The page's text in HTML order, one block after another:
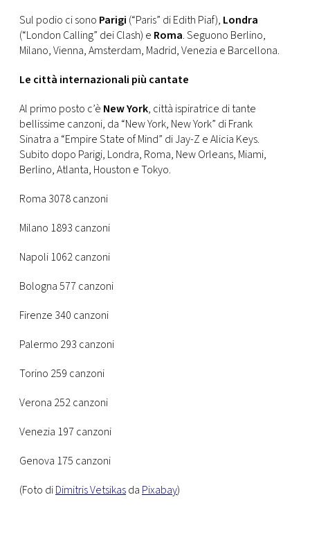
Sul podio ci sono Parigi (“Paris” di Edith Piaf), Londra
(“London Calling” dei Clash) e Roma. Seguono Berlino,
Milano, Vienna, Amsterdam, Madrid, Venezia e Barcellona.
Le città internazionali più cantate
Al primo posto c’è New York, città ispiratrice di tante
bellissime canzoni, da “New York, New York” di Frank
Sinatra a “Empire State of Mind” di Jay-Z e Alicia Keys.
Subito dopo Parigi, Londra, Roma, New Orleans, Miami,
Berlino, Atlanta, Houston e Tokyo.
Roma 3078 canzoni
Milano 1893 canzoni
Napoli 1062 canzoni
Bologna 577 canzoni
Firenze 340 canzoni
Palermo 293 canzoni
Torino 259 canzoni
Verona 252 canzoni
Venezia 197 canzoni
Genova 175 canzoni
(Foto diDimitris Vetsikasda Pixabay)